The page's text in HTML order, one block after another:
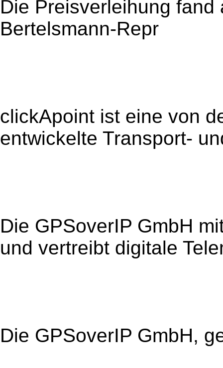
Die Preisverleihung
Bertelsmann-Repr
clickApoint ist eine von
entwickelte Transport-
Die GPSoverIP GmbH
und vertreibt digitale
Die GPSoverIP GmbH,